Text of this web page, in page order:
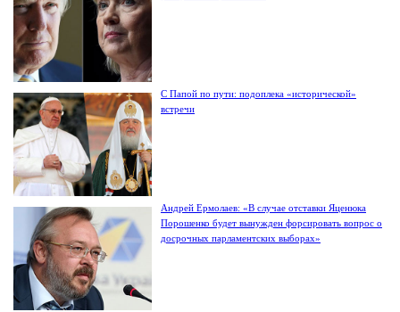
С Папой по пути: подоплека «исторической»
встречи
Андрей Ермолаев: «В случае отставки Яценюка
Порошенко будет вынужден форсировать вопрос о
досрочных парламентских выборах»